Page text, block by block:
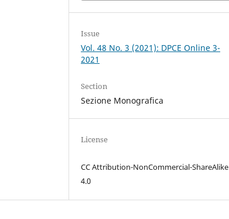
Issue
Vol. 48 No. 3 (2021): DPCE Online 3-
2021
Section
Sezione Monografica
License
CC Attribution-NonCommercial-ShareAlike
4.0